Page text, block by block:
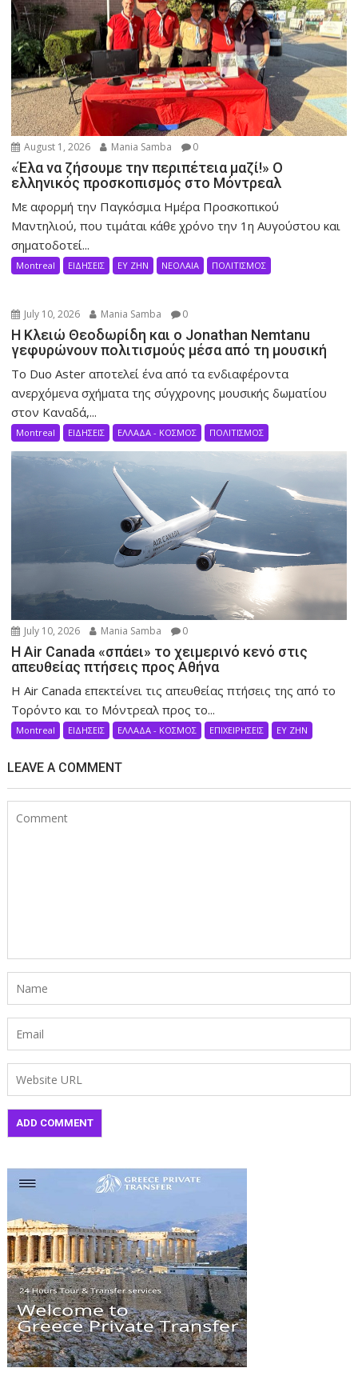
August 1, 2026 Mania Samba 0
«Έλα να ζήσουμε την περιπέτεια μαζί!» Ο
ελληνικός προσκοπισμός στο Μόντρεαλ
Με αφορμή την Παγκόσμια Ημέρα Προσκοπικού
Μαντηλιού, που τιμάται κάθε χρόνο την 1η Αυγούστου και
σηματοδοτεί...
Montreal ΕΙΔΗΣΕΙΣ ΕΥ ΖΗΝ ΝΕΟΛΑΙΑ ΠΟΛΙΤΙΣΜΟΣ
July 10, 2026 Mania Samba 0
Η Κλειώ Θεοδωρίδη και ο Jonathan Nemtanu
γεφυρώνουν πολιτισμούς μέσα από τη μουσική
Το Duo Aster αποτελεί ένα από τα ενδιαφέροντα
ανερχόμενα σχήματα της σύγχρονης μουσικής δωματίου
στον Καναδά,...
Montreal ΕΙΔΗΣΕΙΣ ΕΛΛΑΔΑ - ΚΟΣΜΟΣ ΠΟΛΙΤΙΣΜΟΣ
July 10, 2026 Mania Samba 0
Η Air Canada «σπάει» το χειμερινό κενό στις
απευθείας πτήσεις προς Αθήνα
Η Air Canada επεκτείνει τις απευθείας πτήσεις της από το
Τορόντο και το Μόντρεαλ προς το...
Montreal ΕΙΔΗΣΕΙΣ ΕΛΛΑΔΑ - ΚΟΣΜΟΣ ΕΠΙΧΕΙΡΗΣΕΙΣ ΕΥ ΖΗΝ
LEAVE A COMMENT